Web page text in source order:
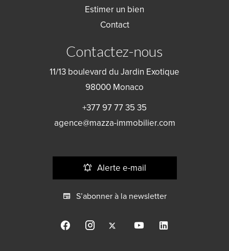
Estimer un bien
Contact
Contactez-nous
11/13 boulevard du Jardin Exotique
98000 Monaco
+377 97 77 35 35
agence@mazza-immobilier.com
Alerte e-mail
S’abonner à la newsletter